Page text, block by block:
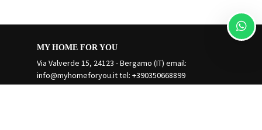
MY HOME FOR YOU
Via Valverde 15, 24123 - Bergamo (IT) email:
info@myhomeforyou.ittel: +390350668899